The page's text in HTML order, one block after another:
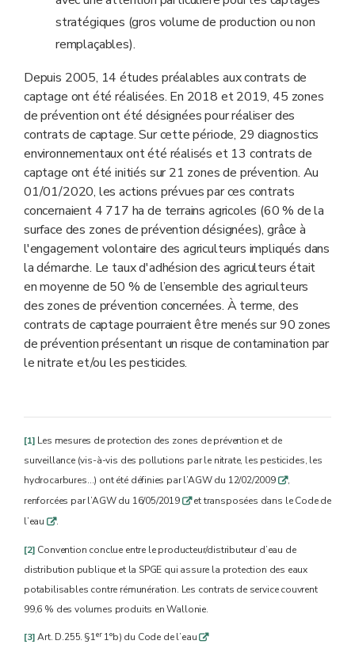
stratégiques (gros volume de production ou non
remplaçables).
Depuis 2005, 14 études préalables aux contrats de
captage ont été réalisées. En 2018 et 2019, 45 zones
de prévention ont été désignées pour réaliser des
contrats de captage. Sur cette période, 29 diagnostics
environnementaux ont été réalisés et 13 contrats de
captage ont été initiés sur 21 zones de prévention. Au
01/01/2020, les actions prévues par ces contrats
concernaient 4 717 ha de terrains agricoles (60 % de la
surface des zones de prévention désignées), grâce à
l'engagement volontaire des agriculteurs impliqués dans
la démarche. Le taux d'adhésion des agriculteurs était
en moyenne de 50 % de l’ensemble des agriculteurs
des zones de prévention concernées. À terme, des
contrats de captage pourraient être menés sur 90 zones
de prévention présentant un risque de contamination par
le nitrate et/ou les pesticides.
[1] Les mesures de protection des zones de prévention et de
surveillance (vis-à-vis des pollutions par le nitrate, les pesticides, les
hydrocarbures…) ont été définies par l’AGW du 12/02/2009 q,
renforcées par l’AGW du 16/05/2019 qet transposées dans le Code de
l’eau q.
[2] Convention conclue entre le producteur/distributeur d’eau de
distribution publique et la SPGE qui assure la protection des eaux
potabilisables contre rémunération. Les contrats de service couvrent
99,6 % des volumes produits en Wallonie.
[3]Art. D.255. §1er1°b) du Code de l’eauq